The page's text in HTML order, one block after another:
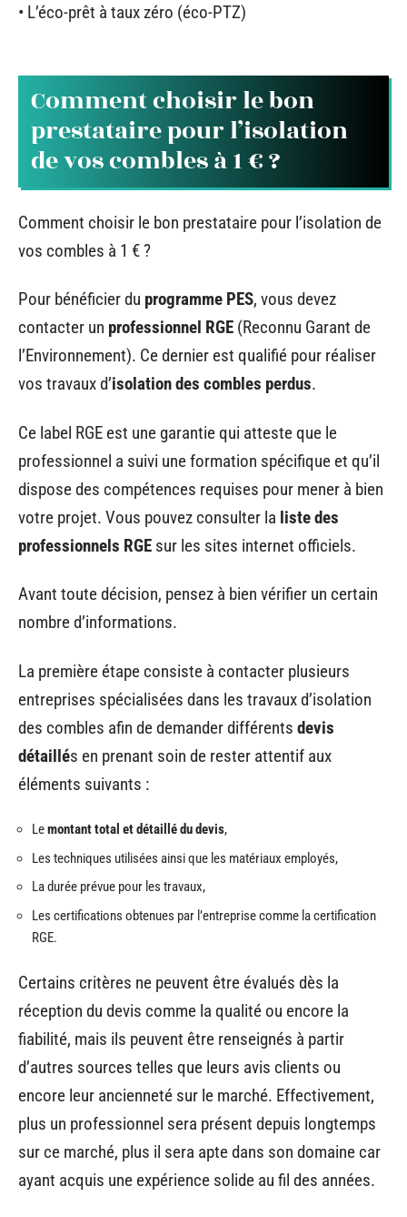
• L’éco-prêt à taux zéro (éco-PTZ)
Comment choisir le bon
prestataire pour l’isolation
de vos combles à 1 € ?
Comment choisir le bon prestataire pour l’isolation de
vos combles à 1 € ?
Pour bénéficier du programme PES, vous devez
contacter un professionnel RGE (Reconnu Garant de
l’Environnement). Ce dernier est qualifié pour réaliser
vos travaux d’isolation des combles perdus.
Ce label RGE est une garantie qui atteste que le
professionnel a suivi une formation spécifique et qu’il
dispose des compétences requises pour mener à bien
votre projet. Vous pouvez consulter la liste des
professionnels RGE sur les sites internet officiels.
Avant toute décision, pensez à bien vérifier un certain
nombre d’informations.
La première étape consiste à contacter plusieurs
entreprises spécialisées dans les travaux d’isolation
des combles afin de demander différents devis
détaillés en prenant soin de rester attentif aux
éléments suivants :
Lemontant total et détaillé du devis,
Les techniques utilisées ainsi que les matériaux employés,
La durée prévue pour les travaux,
Les certifications obtenues par l’entreprise comme la certification
RGE.
Certains critères ne peuvent être évalués dès la
réception du devis comme la qualité ou encore la
fiabilité, mais ils peuvent être renseignés à partir
d’autres sources telles que leurs avis clients ou
encore leur ancienneté sur le marché. Effectivement,
plus un professionnel sera présent depuis longtemps
sur ce marché, plus il sera apte dans son domaine car
ayant acquis une expérience solide au fil des années.